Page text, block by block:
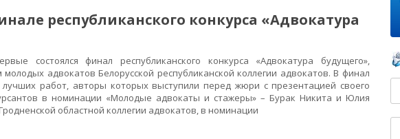
республиканского конкурса «Адвокатура
состоялся финал республиканского конкурса «Адвокатура будущего»,
адвокатов Белорусской республиканской коллегии адвокатов. В финал
лучших работ, авторы которых выступили перед жюри с презентацией своего
в номинации «Молодые адвокаты и стажеры» – Бурак Никита и Юлия
областной коллегии адвокатов, в номинации